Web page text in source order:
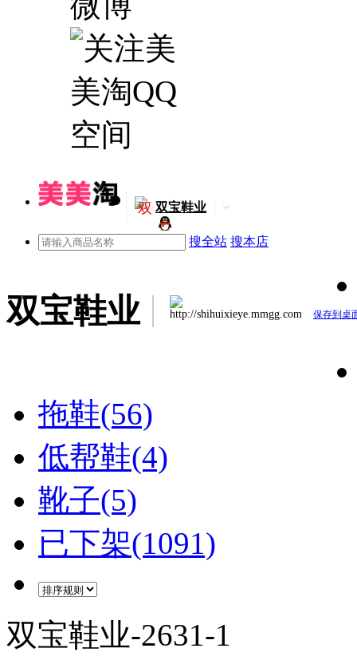
双 双宝鞋业
搜全站 搜本店
双宝鞋业 http://shihuixieye.mmgg.com 保存到桌
拖鞋(56)
低帮鞋(4)
靴子(5)
已下架(1091)
双宝鞋业-2631-1